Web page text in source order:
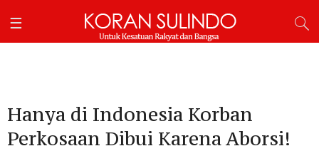
Hanya di Indonesia Korban
Perkosaan Dibui Karena Aborsi!